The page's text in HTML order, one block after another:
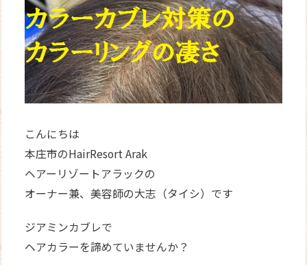
こんにちは
本庄市のHairResort Arak
ヘアーリゾートアラックの
オーナー兼、美容師の大志（タイシ）です
ジアミンカブレで
ヘアカラーを諦めていませんか？